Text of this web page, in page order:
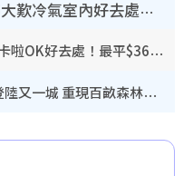
香港室內好去處｜逾35大歎冷氣室內好去處推介 室內活動免費避雨無懼落雨
唱K推介2026︱全港13大卡啦OK好去處！最平$36起 日文K都有！(附地址+收費詳情)
小熊維尼100週年快閃店登陸又一城 重現百畝森林經典場景／獨家限定盲盒登場／專屬DIY香水